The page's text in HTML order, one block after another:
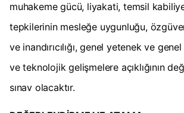
muhakeme gücü, liyakati, temsil
tepkilerinin mesleğe uygunluğu,
ve inandırıcılığı, genel yetenek ve
ve teknolojik gelişmelere açıklığının
sınav olacaktır.